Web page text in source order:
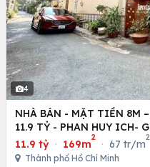
4
NHÀ BÁN - MẶT TIỀN 8M
11.9 TỶ - PHAN HUY
11.9 tỷ · 169m
2
· 67 tr/m
2
Thành phố Hồ Chí Minh